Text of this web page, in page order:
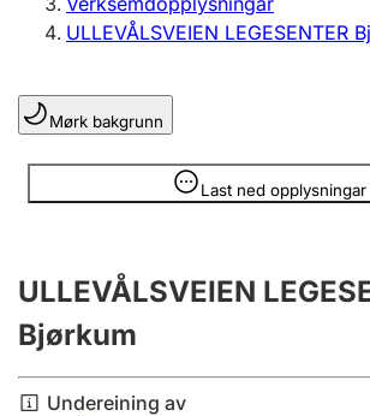
Enkeltpersonføretak
Registrere, endre, slette
Lag og foreining
Registrere, endre, slette
Årsrekneskap
Innsending og forseinkingsgebyr
ULLEVÅLSVEIEN LEGESENTER
Mørk bakgrunn
Last ned opplysningar
Opplysninger er skjult
ULLEVÅLSVEIEN
Bjørkum
Undereining av